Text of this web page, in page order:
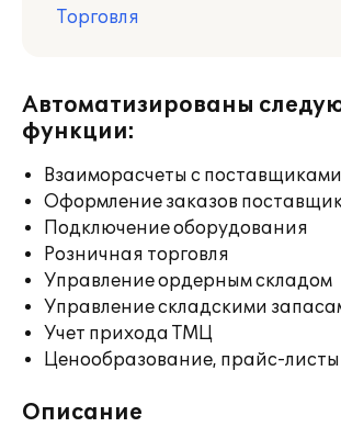
Торговля
Автоматизированы
функции:
Взаиморасчеты с поставщиками
Оформление заказов
Подключение оборудования
Розничная торговля
Управление ордерным складом
Управление складскими
Учет прихода ТМЦ
Ценообразование, прайс-листы
Описание